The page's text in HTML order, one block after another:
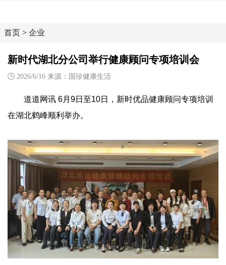
首页 > 企业
新时代湖北分公司举行健康顾问专项培训会
2026/6/16 来源：国珍健康生活
道道网讯 6月9日至10日，新时优品健康顾问专项培训
在湖北鹤峰顺利举办。